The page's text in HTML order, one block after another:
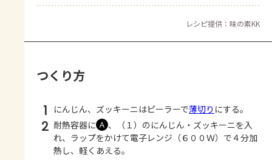
レシピ提供：味の素KK
つくり方
1 にんじん、ズッキーニはピーラーで薄切り にする。
2 耐熱容器に Ａ 、（１）のにんじん・ズッキーニを入
れ、ラップをかけて電子レンジ（６００Ｗ）で４分加
熱し、軽くあえる。